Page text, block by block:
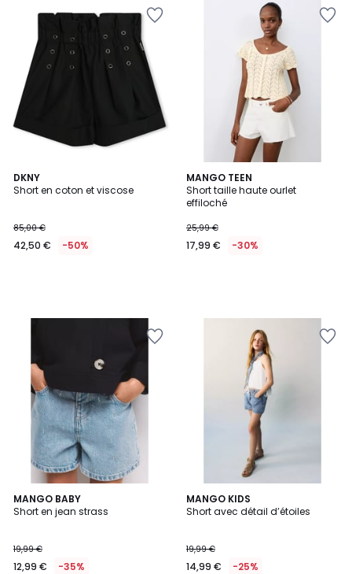
DKNY
Short en coton et viscose
85,00 €
42,50 € -50%
MANGO TEEN
Short taille haute ourlet
effiloché
25,99 €
17,99 € -30%
MANGO BABY
Short en jean strass
19,99 €
12,99 € -35%
MANGO KIDS
Short avec détail d’étoiles
19,99 €
14,99 € -25%